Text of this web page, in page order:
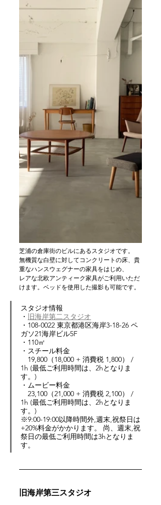
芝浦の倉庫街のビルにあるスタジオです。
無機質な白壁に対してコンクリートの床、貴
重なハンスウェグナーの家具をはじめ、
レアな北欧アンティーク家具がご利用いただ
けます。ベッドを使用した撮影も可能です。
スタジオ情報
・ 旧海岸第二スタジオ
・108-0022 東京都港区海岸3-18-26 ペ
ガソ21海岸ビル5F
・110㎡
・スチール料金
19,800（18,000 + 消費税 1,800） /
1h (最低ご利用時間は、2hとなりま
す。)
・ムービー料金
23,100（21,000 + 消費税 2,100） /
1h (最低ご利用時間は、2hとなりま
す。)
※9:00-19:00以降時間外,週末,祝祭日は
+20%料金がかかります。 尚、週末,祝
祭日の最低ご利用時間は3hとなりま
す。
旧海岸第三スタジオ